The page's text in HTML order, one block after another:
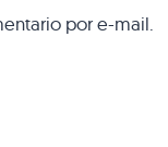
por e-mail.